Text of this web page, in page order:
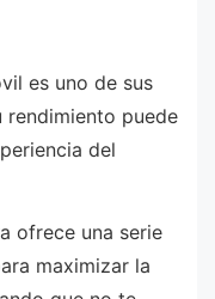
es uno de sus
rendimiento puede
del
ofrece una serie
maximizar la